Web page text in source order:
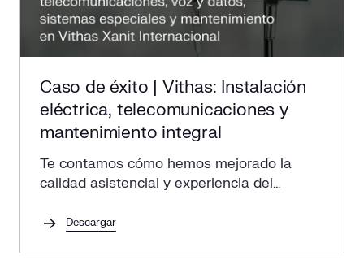
Caso de éxito | Vithas: Instalación
eléctrica, telecomunicaciones y
mantenimiento integral
Te contamos cómo hemos mejorado la
calidad asistencial y experiencia del
instalaciones del hospital.
Descargar